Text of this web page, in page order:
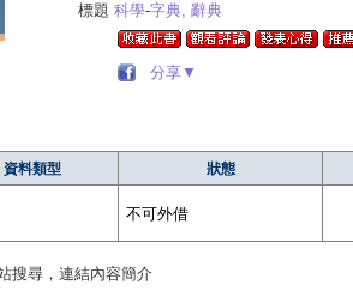
標題 科學-字典, 辭典
分享▼
資料類型 狀態
不可外借
搜尋，連結內容簡介